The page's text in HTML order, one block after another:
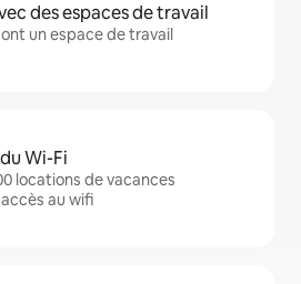
des espaces de travail
un espace de travail
Wi-Fi
locations de vacances
au wifi